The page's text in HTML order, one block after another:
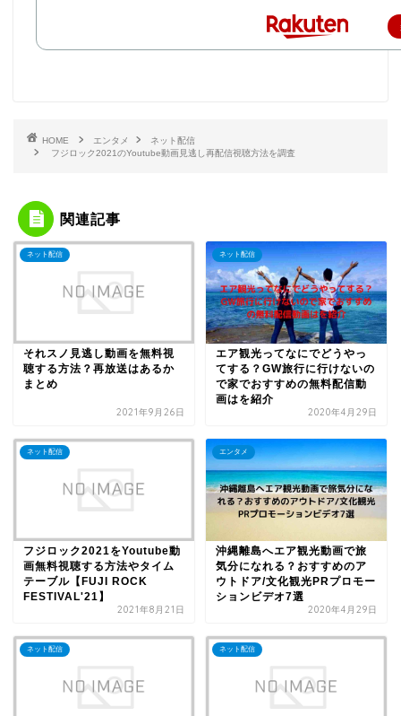
HOME エンタメ
ネット配信
フジロック2021のYoutube動画見逃し再配信視聴方法を調査
関連記事
ネット配信
それスノ見逃し動画を無料視
聴する方法？再放送はあるか
まとめ
2021年9月26日
ネット配信
エア観光ってなにでどうやっ
てする？GW旅行に行けないの
で家でおすすめの無料配信動
画はを紹介
2020年4月29日
ネット配信
フジロック2021をYoutube動
画無料視聴する方法やタイム
テーブル【FUJI ROCK
FESTIVAL'21】
2021年8月21日
エンタメ
沖縄離島へエア観光動画で旅
気分になれる？おすすめのア
ウトドア/文化観光PRプロモー
ションビデオ7選
2020年4月29日
ネット配信 ネット配信